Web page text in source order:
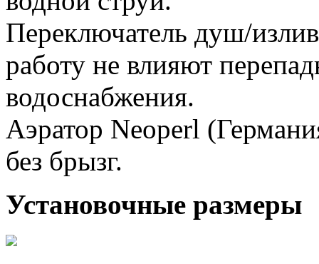
Переключатель душ/
работу не влияют
водоснабжения.
Аэратор Neoperl
без брызг.
Установочные размеры